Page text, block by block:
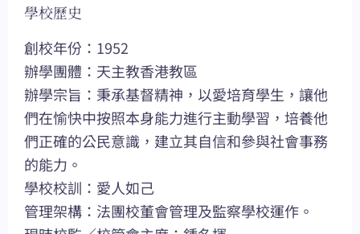
學校歷史
創校年份：1952
辦學團體：天主教香港教區
辦學宗旨：秉承基督精神，以愛培育學生，讓他
們在愉快中按照本身能力進行主動學習，培養他
們正確的公民意識，建立其自信和參與社會事務
的能力。
學校校訓：愛人如己
管理架構：法團校董會管理及監察學校運作。